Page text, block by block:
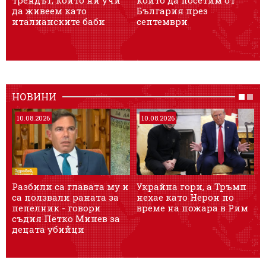
да живеем като
италианските баби
България през
септември
НОВИНИ
10.08.2026
Разбили са главата му и
са ползвали раната за
пепелник - говори
съдия Петко Минев за
децата убийци
10.08.2026
Украйна гори, а Тръмп
нехае като Нерон по
време на пожара в Рим